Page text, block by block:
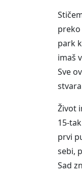
preko
park
imaš
Sve
Život
15-
prvi
sebi,
Sad